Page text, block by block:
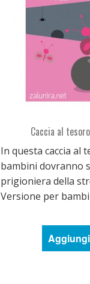
Caccia al
In questa caccia al
bambini dovranno
prigioniera della
Versione per